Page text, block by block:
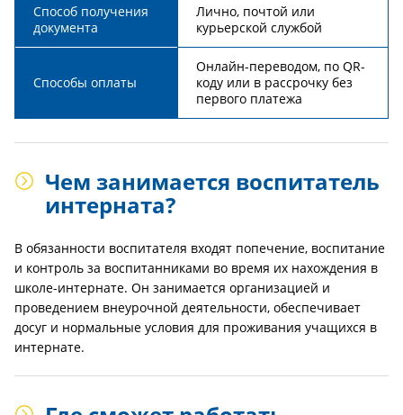
Способ получения
документа
Лично, почтой или
курьерской службой
Способы оплаты
Онлайн-переводом, по QR-
коду или в рассрочку без
первого платежа
Чем занимается воспитатель
интерната?
В обязанности воспитателя входят попечение, воспитание
и контроль за воспитанниками во время их нахождения в
школе-интернате. Он занимается организацией и
проведением внеурочной деятельности, обеспечивает
досуг и нормальные условия для проживания учащихся в
интернате.